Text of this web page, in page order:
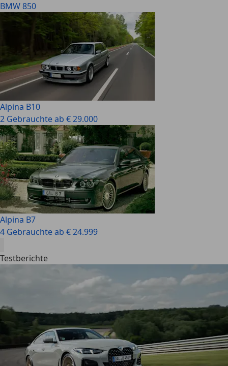
BMW 850
Alpina B10
2 Gebrauchte ab € 29.000
Alpina B7
4 Gebrauchte ab € 24.999
Testberichte